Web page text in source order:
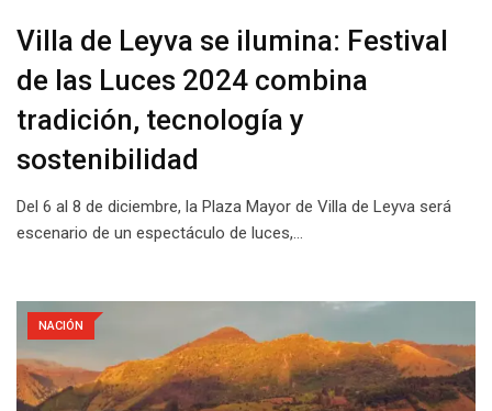
Villa de Leyva se ilumina: Festival
de las Luces 2024 combina
tradición, tecnología y
sostenibilidad
Del 6 al 8 de diciembre, la Plaza Mayor de Villa de Leyva será
escenario de un espectáculo de luces,…
NACIÓN